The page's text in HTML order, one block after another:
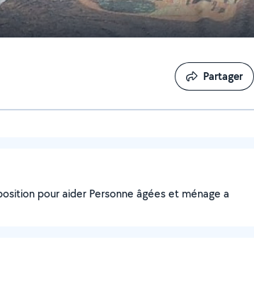
Partager
Partager
pour aider Personne âgées et ménage a